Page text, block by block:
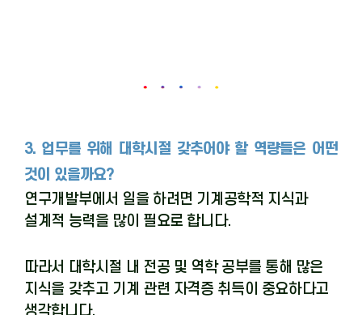
3. 업무를 위해 대학시절 갖추어야 할 역량들은 어떤
것이 있을까요?
연구개발부에서 일을 하려면 기계공학적 지식과
설계적 능력을 많이 필요로 합니다.
따라서 대학시절 내 전공 및 역학 공부를 통해 많은
지식을 갖추고 기계 관련 자격증 취득이 중요하다고
생각합니다.